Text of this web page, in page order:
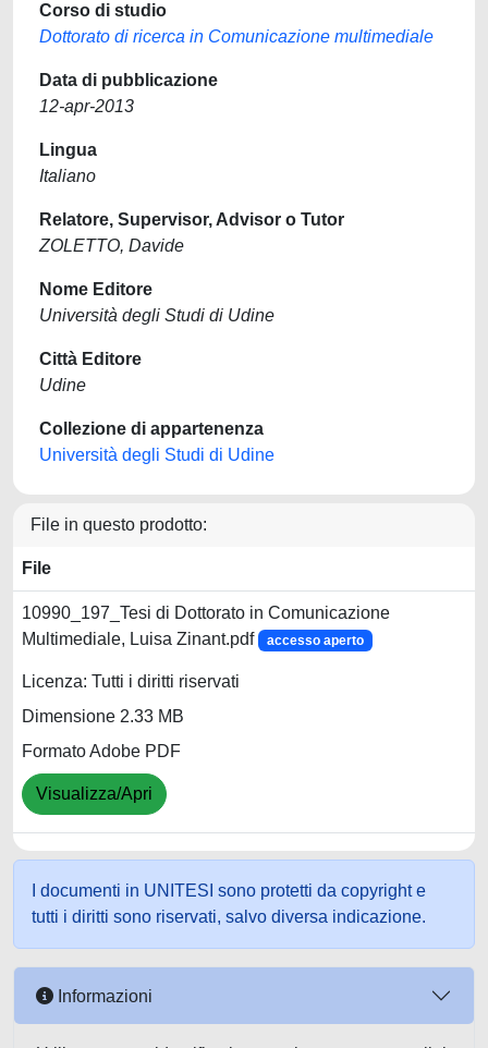
Corso di studio
Dottorato di ricerca in Comunicazione multimediale
Data di pubblicazione
12-apr-2013
Lingua
Italiano
Relatore, Supervisor, Advisor o Tutor
ZOLETTO, Davide
Nome Editore
Università degli Studi di Udine
Città Editore
Udine
Collezione di appartenenza
Università degli Studi di Udine
File in questo prodotto:
File
10990_197_Tesi di Dottorato in Comunicazione
Multimediale, Luisa Zinant.pdf
accesso aperto
Licenza: Tutti i diritti riservati
Dimensione 2.33 MB
Formato Adobe PDF
Visualizza/Apri
I documenti in UNITESI sono protetti da copyright e
tutti i diritti sono riservati, salvo diversa indicazione.
Informazioni